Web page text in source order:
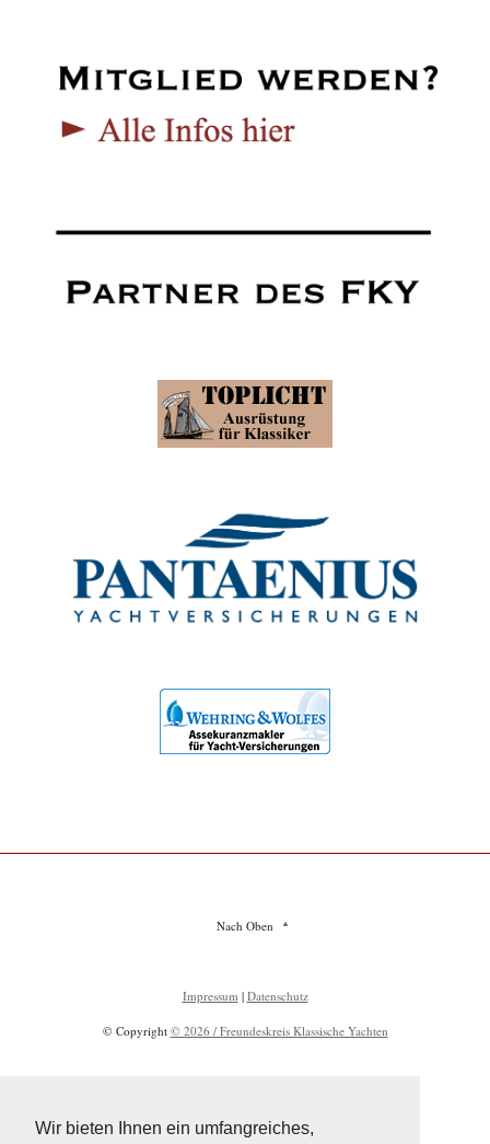
Wir bieten Ihnen ein umfangreiches,
Nach Oben
Impressum | Datenschutz
© Copyright © 2026 / Freundeskreis Klassische Yachten